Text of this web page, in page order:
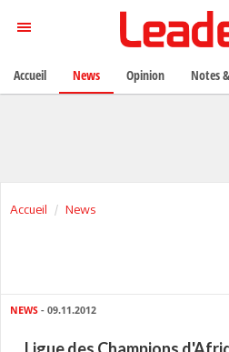
Accueil News
NEWS - 09.11.2012
Accueil News Opinion Notes